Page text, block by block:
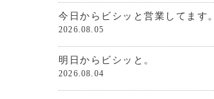
今日からビシッと営業してます。
2026.08.05
明日からビシッと。
2026.08.04